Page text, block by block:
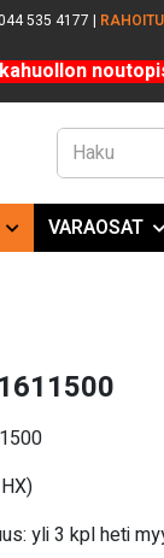
535 4177 |
VARAOSAT
yli 3 kpl heti